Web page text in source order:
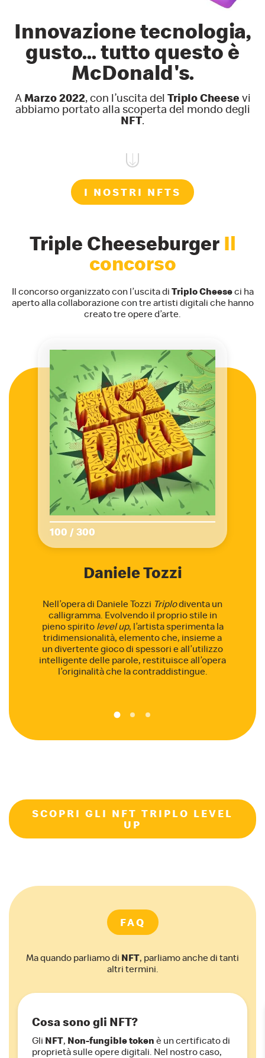
Innovazione tecnologia,
gusto... tutto questo è
McDonald's.
A Marzo 2022, con l’uscita del Triplo Cheese vi
abbiamo portato alla scoperta del mondo degli
NFT.
I NOSTRI NFTS
Triple Cheeseburger
concorso
Il concorso organizzato con l’uscita di Triplo Cheeseci ha
aperto alla collaborazione con tre artisti digitali che hanno
creato tre opere d’arte.
Daniele Tozzi
Nell’opera di Daniele Tozzi Triplodiventa un
calligramma. Evolvendo il proprio stile in
pieno spirito level up, l’artista sperimenta la
tridimensionalità, elemento che, insieme a
un divertente gioco di spessori e all’utilizzo
intelligente delle parole, restituisce all’opera
l’originalità che la contraddistingue.
SCOPRI GLI NFT TRIPLO LEVEL
UP
FAQ
Ma quando parliamo di NFT, parliamo anche di tanti
altri termini.
Cosa sono gli NFT?
Gli NFT, Non-fungible token è un certificato di
proprietà sulle opere digitali. Nel nostro caso,